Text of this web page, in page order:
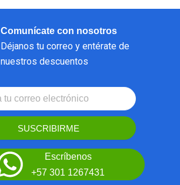
Comunícate con nosotros
Déjanos tu correo y entérate de
nuestros descuentos
SUSCRIBIRME
Escríbenos
+57 301 1267431